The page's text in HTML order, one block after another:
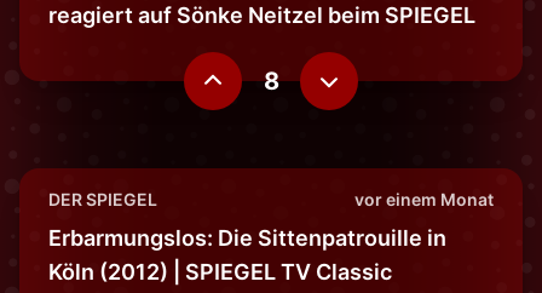
reagiert auf Sönke Neitzel beim SPIEGEL
8
DER SPIEGEL vor einem Monat
Erbarmungslos: Die Sittenpatrouille in
Köln (2012) | SPIEGEL TV Classic